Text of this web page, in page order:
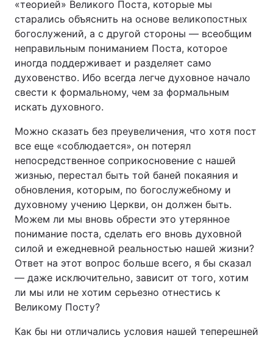
«теорией» Великого Поста, которые мы
старались объяснить на основе великопостных
богослужений, а с другой стороны — всеобщим
неправильным пониманием Поста, которое
иногда поддерживает и разделяет само
духовенство. Ибо всегда легче духовное начало
свести к формальному, чем за формальным
искать духовного.
Можно сказать без преувеличения, что хотя пост
все еще «соблюдается», он потерял
непосредственное соприкосновение с нашей
жизнью, перестал быть той баней покаяния и
обновления, которым, по богослужебному и
духовному учению Церкви, он должен быть.
Можем ли мы вновь обрести это утерянное
понимание поста, сделать его вновь духовной
силой и ежедневной реальностью нашей жизни?
Ответ на этот вопрос больше всего, я бы сказал
— даже исключительно, зависит от того, хотим
ли мы или не хотим серьезно отнестись к
Великому Посту?
Как бы ни отличались условия нашей теперешней